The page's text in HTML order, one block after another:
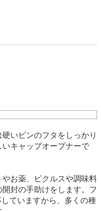
いビンのフタをしっかり
キャップオープナーで
お薬、ピクルスや調味料
封の手助けをします。フ
ていますから、多くの種